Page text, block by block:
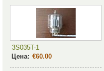
3S035T-1
Цена: €60.00